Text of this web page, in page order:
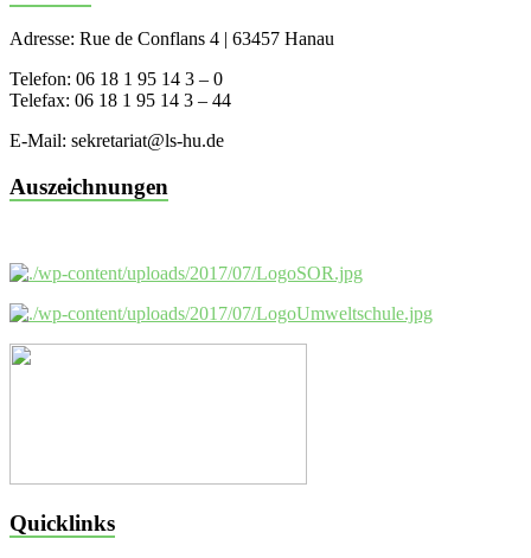
Adresse: Rue de Conflans 4 | 63457 Hanau
Telefon: 06 18 1 95 14 3 – 0
Telefax: 06 18 1 95 14 3 – 44
E-Mail: sekretariat@ls-hu.de
Auszeichnungen
Quicklinks